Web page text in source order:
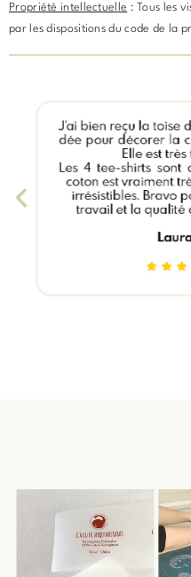
Propriété intellectuelle : Tous les
par les dispositions du code de la